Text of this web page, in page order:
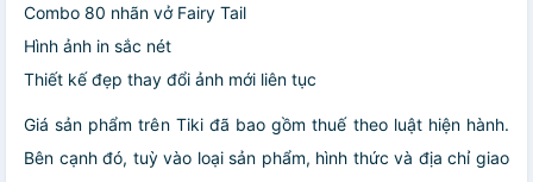
Combo 80 nhãn vở Fairy Tail
Hình ảnh in sắc nét
Thiết kế đẹp thay đổi ảnh mới liên tục
Giá sản phẩm trên Tiki đã bao gồm thuế theo luật hiện hành.
Bên cạnh đó, tuỳ vào loại sản phẩm, hình thức và địa chỉ giao